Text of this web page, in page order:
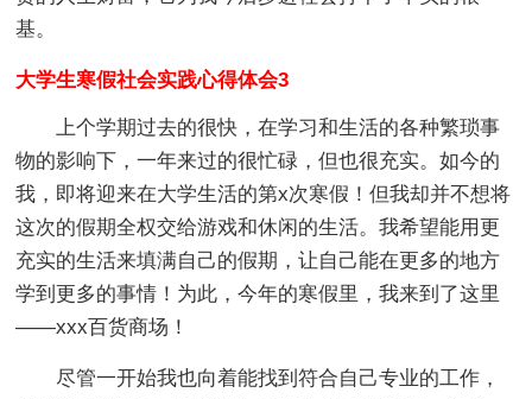
基。
大学生寒假社会实践心得体会3
上个学期过去的很快，在学习和生活的各种繁琐事
物的影响下，一年来过的很忙碌，但也很充实。如今的
我，即将迎来在大学生活的第x次寒假！但我却并不想将
这次的假期全权交给游戏和休闲的生活。我希望能用更
充实的生活来填满自己的假期，让自己能在更多的地方
学到更多的事情！为此，今年的寒假里，我来到了这里
——xxx百货商场！
尽管一开始我也向着能找到符合自己专业的工作，